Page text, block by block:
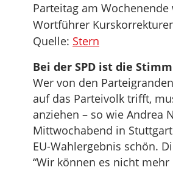
Parteitag am
Wortführer
Quelle: Stern
Bei der SPD ist die
Wer von den
auf das Parteivolk trifft,
anziehen – so wie Andrea
Mittwochabend in
EU-Wahlergebnis schön.
“Wir können es nicht mehr